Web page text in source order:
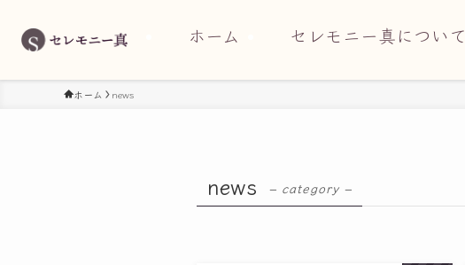
ホーム セレモニー真について
ホーム news
news – category –